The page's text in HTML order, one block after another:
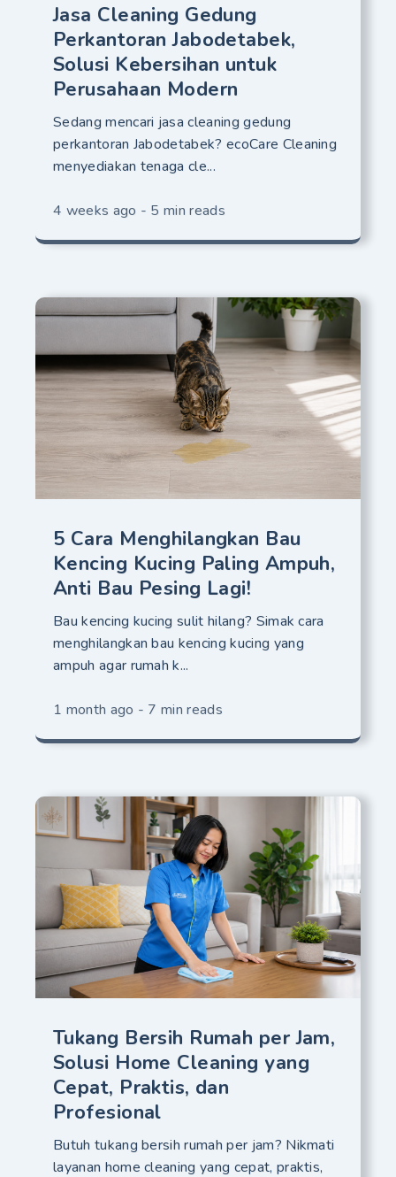
Jasa Cleaning Gedung
Perkantoran Jabodetabek,
Solusi Kebersihan untuk
Perusahaan Modern
Sedang mencari jasa cleaning gedung
perkantoran Jabodetabek? ecoCare Cleaning
menyediakan tenaga cle...
4 weeks ago - 5 min reads
5 Cara Menghilangkan Bau
Kencing Kucing Paling Ampuh,
Anti Bau Pesing Lagi!
Bau kencing kucing sulit hilang? Simak cara
menghilangkan bau kencing kucing yang
ampuh agar rumah k...
1 month ago - 7 min reads
Tukang Bersih Rumah per Jam,
Solusi Home Cleaning yang
Cepat, Praktis, dan
Profesional
Butuh tukang bersih rumah per jam? Nikmati
layanan home cleaning yang cepat, praktis,